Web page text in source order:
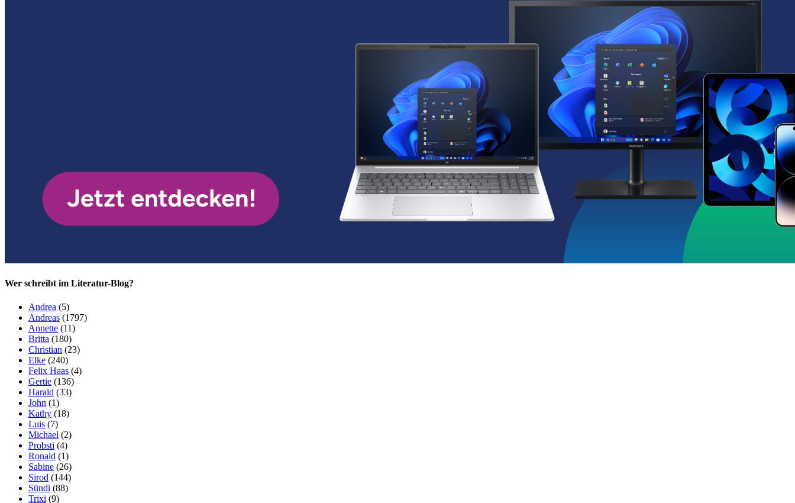
Wer schreibt im Literatur-Blog?
Andrea (5)
Andreas (1797)
Annette (11)
Britta (180)
Christian (23)
Elke (240)
Felix Haas (4)
Gertie (136)
Harald (33)
John (1)
Kathy (18)
Luis (7)
Michael (2)
Probsti (4)
Ronald (1)
Sabine (26)
Sirod (144)
Sündi (88)
Trixi (9)